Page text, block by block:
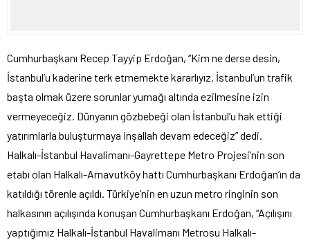
Cumhurbaşkanı Recep Tayyip Erdoğan, “Kim ne derse desin,
İstanbul’u kaderine terk etmemekte kararlıyız. İstanbul’un trafik
başta olmak üzere sorunlar yumağı altında ezilmesine izin
vermeyeceğiz. Dünyanın gözbebeği olan İstanbul’u hak ettiği
yatırımlarla buluşturmaya inşallah devam edeceğiz” dedi.
Halkalı-İstanbul Havalimanı-Gayrettepe Metro Projesi’nin son
etabı olan Halkalı-Arnavutköy hattı Cumhurbaşkanı Erdoğan’ın da
katıldığı törenle açıldı. Türkiye’nin en uzun metro ringinin son
halkasının açılışında konuşan Cumhurbaşkanı Erdoğan, “Açılışını
yaptığımız Halkalı-İstanbul Havalimanı Metrosu Halkalı-